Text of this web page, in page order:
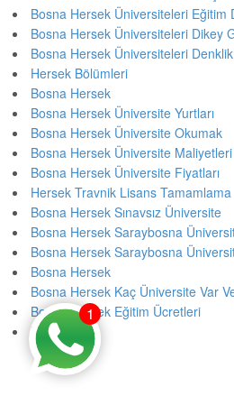
Bosna Hersek Üniversiteleri Eğitim
Bosna Hersek Üniversiteleri Dikey
Bosna Hersek Üniversiteleri Denklik
Hersek Bölümleri
Bosna Hersek
Bosna Hersek Üniversite Yurtları
Bosna Hersek Üniversite Okumak
Bosna Hersek Üniversite Maliyetleri
Bosna Hersek Üniversite Fiyatları
Hersek Travnik Lisans Tamamlama
Bosna Hersek Sınavsız Üniversite
Bosna Hersek Saraybosna
Bosna Hersek Saraybosna
Bosna Hersek
Bosna Hersek Kaç Üniversite Var
Bosna Hersek Eğitim Ücretleri
Eğitim
1